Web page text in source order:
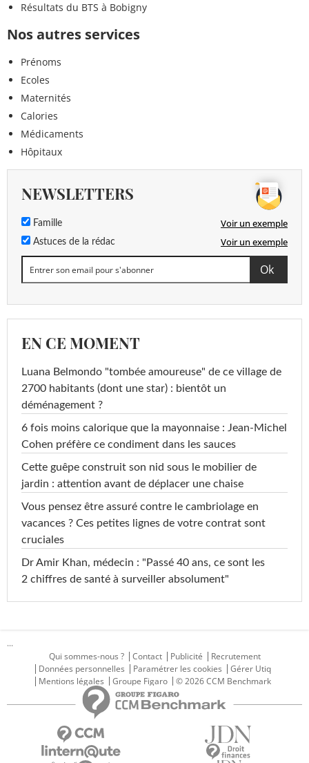
Résultats du BTS à Bobigny
Nos autres services
Prénoms
Ecoles
Maternités
Calories
Médicaments
Hôpitaux
NEWSLETTERS
Famille Voir un exemple
Astuces de la rédac Voir un exemple
EN CE MOMENT
Luana Belmondo "tombée amoureuse" de ce village de
2700 habitants (dont une star) : bientôt un
déménagement ?
6 fois moins calorique que la mayonnaise : Jean-Michel
Cohen préfère ce condiment dans les sauces
Cette guêpe construit son nid sous le mobilier de
jardin : attention avant de déplacer une chaise
Vous pensez être assuré contre le cambriolage en
vacances ? Ces petites lignes de votre contrat sont
cruciales
Dr Amir Khan, médecin : "Passé 40 ans, ce sont les
2 chiffres de santé à surveiller absolument"
...
Qui sommes-nous ?
Contact Publicité
Recrutement
Données personnelles
Paramétrer les cookies
Gérer Utiq
Mentions légales
Groupe Figaro © 2026 CCM Benchmark